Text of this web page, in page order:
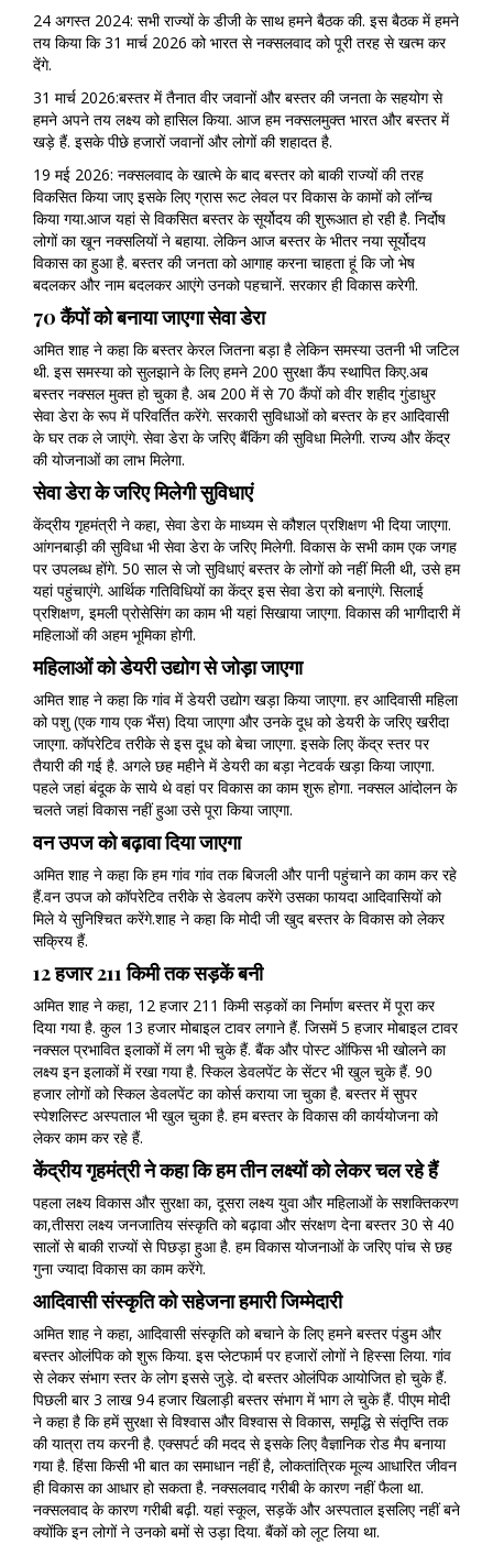
24 अगस्त 2024: सभी राज्यों के डीजी के साथ हमने बैठक की. इस बैठक में हमने
तय किया कि 31 मार्च 2026 को भारत से नक्सलवाद को पूरी तरह से खत्म कर
देंगे.
31 मार्च 2026:बस्तर में तैनात वीर जवानों और बस्तर की जनता के सहयोग से
हमने अपने तय लक्ष्य को हासिल किया. आज हम नक्सलमुक्त भारत और बस्तर में
खड़े हैं. इसके पीछे हजारों जवानों और लोगों की शहादत है.
19 मई 2026: नक्सलवाद के खात्मे के बाद बस्तर को बाकी राज्यों की तरह
विकसित किया जाए इसके लिए ग्रास रूट लेवल पर विकास के कामों को लॉन्च
किया गया.आज यहां से विकसित बस्तर के सूर्योदय की शुरूआत हो रही है. निर्दोष
लोगों का खून नक्सलियों ने बहाया. लेकिन आज बस्तर के भीतर नया सूर्योदय
विकास का हुआ है. बस्तर की जनता को आगाह करना चाहता हूं कि जो भेष
बदलकर और नाम बदलकर आएंगे उनको पहचानें. सरकार ही विकास करेगी.
70 कैंपों को बनाया जाएगा सेवा डेरा
अमित शाह ने कहा कि बस्तर केरल जितना बड़ा है लेकिन समस्या उतनी भी जटिल
थी. इस समस्या को सुलझाने के लिए हमने 200 सुरक्षा कैंप स्थापित किए.अब
बस्तर नक्सल मुक्त हो चुका है. अब 200 में से 70 कैंपों को वीर शहीद गुंडाधुर
सेवा डेरा के रूप में परिवर्तित करेंगे. सरकारी सुविधाओं को बस्तर के हर आदिवासी
के घर तक ले जाएंगे. सेवा डेरा के जरिए बैंकिंग की सुविधा मिलेगी. राज्य और केंद्र
की योजनाओं का लाभ मिलेगा.
सेवा डेरा के जरिए मिलेगी सुविधाएं
केंद्रीय गृहमंत्री ने कहा, सेवा डेरा के माध्यम से कौशल प्रशिक्षण भी दिया जाएगा.
आंगनबाड़ी की सुविधा भी सेवा डेरा के जरिए मिलेगी. विकास के सभी काम एक जगह
पर उपलब्ध होंगे. 50 साल से जो सुविधाएं बस्तर के लोगों को नहीं मिली थी, उसे हम
यहां पहुंचाएंगे. आर्थिक गतिविधियों का केंद्र इस सेवा डेरा को बनाएंगे. सिलाई
प्रशिक्षण, इमली प्रोसेसिंग का काम भी यहां सिखाया जाएगा. विकास की भागीदारी में
महिलाओं की अहम भूमिका होगी.
महिलाओं को डेयरी उद्योग से जोड़ा जाएगा
अमित शाह ने कहा कि गांव में डेयरी उद्योग खड़ा किया जाएगा. हर आदिवासी महिला
को पशु (एक गाय एक भैंस) दिया जाएगा और उनके दूध को डेयरी के जरिए खरीदा
जाएगा. कॉपरेटिव तरीके से इस दूध को बेचा जाएगा. इसके लिए केंद्र स्तर पर
तैयारी की गई है. अगले छह महीने में डेयरी का बड़ा नेटवर्क खड़ा किया जाएगा.
पहले जहां बंदूक के साये थे वहां पर विकास का काम शुरू होगा. नक्सल आंदोलन के
चलते जहां विकास नहीं हुआ उसे पूरा किया जाएगा.
वन उपज को बढ़ावा दिया जाएगा
अमित शाह ने कहा कि हम गांव गांव तक बिजली और पानी पहुंचाने का काम कर रहे
हैं.वन उपज को कॉपरेटिव तरीके से डेवलप करेंगे उसका फायदा आदिवासियों को
मिले ये सुनिश्चित करेंगे.शाह ने कहा कि मोदी जी खुद बस्तर के विकास को लेकर
सक्रिय हैं.
12 हजार 211 किमी तक सड़कें बनी
अमित शाह ने कहा, 12 हजार 211 किमी सड़कों का निर्माण बस्तर में पूरा कर
दिया गया है. कुल 13 हजार मोबाइल टावर लगाने हैं. जिसमें 5 हजार मोबाइल टावर
नक्सल प्रभावित इलाकों में लग भी चुके हैं. बैंक और पोस्ट ऑफिस भी खोलने का
लक्ष्य इन इलाकों में रखा गया है. स्किल डेवलपेंट के सेंटर भी खुल चुके हैं. 90
हजार लोगों को स्किल डेवलपेंट का कोर्स कराया जा चुका है. बस्तर में सुपर
स्पेशलिस्ट अस्पताल भी खुल चुका है. हम बस्तर के विकास की कार्ययोजना को
लेकर काम कर रहे हैं.
केंद्रीय गृहमंत्री ने कहा कि हम तीन लक्ष्यों को लेकर चल रहे हैं
पहला लक्ष्य विकास और सुरक्षा का, दूसरा लक्ष्य युवा और महिलाओं के सशक्तिकरण
का,तीसरा लक्ष्य जनजातिय संस्कृति को बढ़ावा और संरक्षण देना बस्तर 30 से 40
सालों से बाकी राज्यों से पिछड़ा हुआ है. हम विकास योजनाओं के जरिए पांच से छह
गुना ज्यादा विकास का काम करेंगे.
आदिवासी संस्कृति को सहेजना हमारी जिम्मेदारी
अमित शाह ने कहा, आदिवासी संस्कृति को बचाने के लिए हमने बस्तर पंडुम और
बस्तर ओलंपिक को शुरू किया. इस प्लेटफार्म पर हजारों लोगों ने हिस्सा लिया. गांव
से लेकर संभाग स्तर के लोग इससे जुड़े. दो बस्तर ओलंपिक आयोजित हो चुके हैं.
पिछली बार 3 लाख 94 हजार खिलाड़ी बस्तर संभाग में भाग ले चुके हैं. पीएम मोदी
ने कहा है कि हमें सुरक्षा से विश्वास और विश्वास से विकास, समृद्धि से संतृप्ति तक
की यात्रा तय करनी है. एक्सपर्ट की मदद से इसके लिए वैज्ञानिक रोड मैप बनाया
गया है. हिंसा किसी भी बात का समाधान नहीं है, लोकतांत्रिक मूल्य आधारित जीवन
ही विकास का आधार हो सकता है. नक्सलवाद गरीबी के कारण नहीं फैला था.
नक्सलवाद के कारण गरीबी बढ़ी. यहां स्कूल, सड़कें और अस्पताल इसलिए नहीं बने
क्योंकि इन लोगों ने उनको बमों से उड़ा दिया. बैंकों को लूट लिया था.